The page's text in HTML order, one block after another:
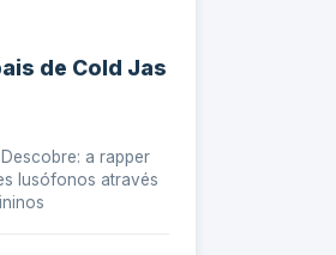
de Cold Jas
a rapper
lusófonos através